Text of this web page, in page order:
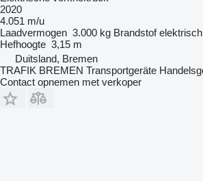
2020
4.051 m/u
Laadvermogen 3.000 kg Brandstof elektrisch
Hefhoogte 3,15 m
Duitsland, Bremen
TRAFIK BREMEN Transportgeräte
Contact opnemen met verkoper